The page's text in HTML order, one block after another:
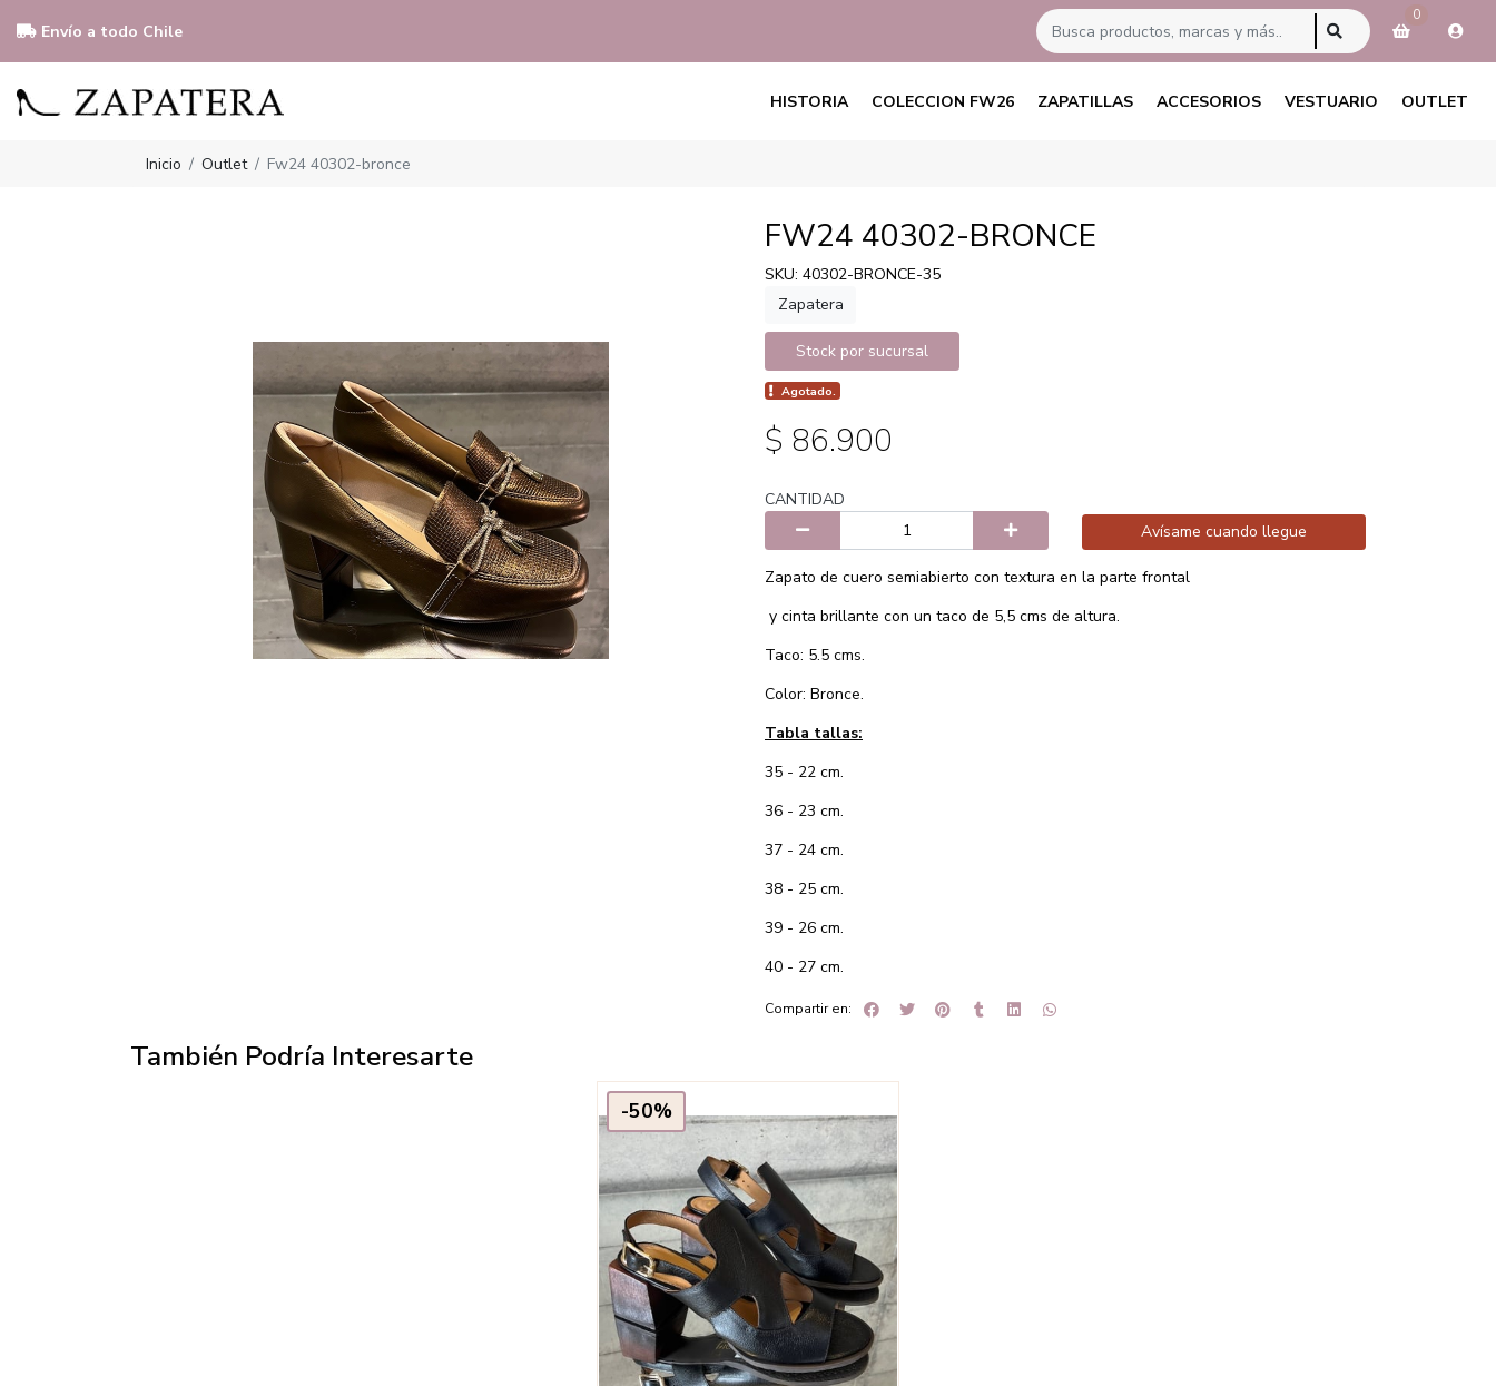
Envío a todo Chile
0
HISTORIA COLECCION FW26 ZAPATILLAS ACCESORIOS VESTUARIO OUTLET
Inicio Outlet Fw24 40302-bronce
FW24 40302-BRONCE
SKU: 40302-BRONCE-35
Zapatera
Stock por sucursal
Agotado.
$ 86.900
CANTIDAD
Avísame cuando llegue
Zapato de cuero semiabierto con textura en la parte frontal
y cinta brillante con un taco de 5,5 cms de altura.
Taco: 5.5 cms.
Color: Bronce.
Tabla tallas:
35 - 22 cm.
36 - 23 cm.
37 - 24 cm.
38 - 25 cm.
39 - 26 cm.
40 - 27 cm.
Compartir en:
También Podría Interesarte
-50%